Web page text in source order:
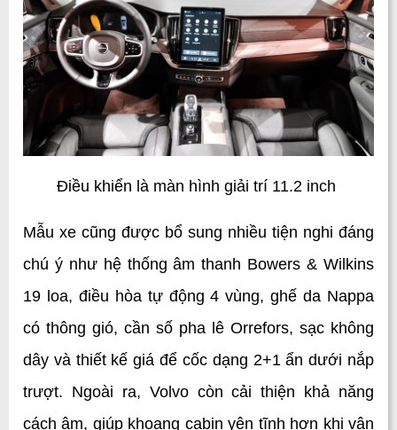
Điều khiển là màn hình giải trí 11.2 inch
Mẫu xe cũng được bổ sung nhiều tiện nghi đáng
chú ý như hệ thống âm thanh Bowers & Wilkins
19 loa, điều hòa tự động 4 vùng, ghế da Nappa
có thông gió, cần số pha lê Orrefors, sạc không
dây và thiết kế giá để cốc dạng 2+1 ẩn dưới nắp
trượt. Ngoài ra, Volvo còn cải thiện khả năng
cách âm, giúp khoang cabin yên tĩnh hơn khi vận